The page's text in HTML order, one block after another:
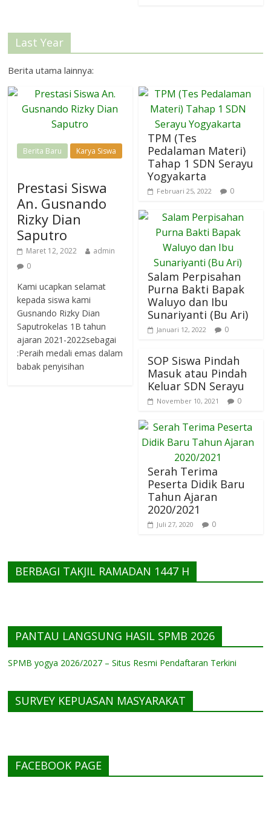
Last Year
Berita utama lainnya:
Berita Baru Karya Siswa
Prestasi Siswa
An. Gusnando
Rizky Dian
Saputro
Maret 12, 2022
admin
0
Kami ucapkan selamat
kepada siswa kami
Gusnando Rizky Dian
Saputrokelas 1B tahun
ajaran 2021-2022sebagai
:Peraih medali emas dalam
babak penyisihan
TPM (Tes
Pedalaman Materi)
Tahap 1 SDN Serayu
Yogyakarta
Februari 25, 2022 0
Salam Perpisahan
Purna Bakti Bapak
Waluyo dan Ibu
Sunariyanti (Bu Ari)
Januari 12, 2022 0
SOP Siswa Pindah
Masuk atau Pindah
Keluar SDN Serayu
November 10, 2021 0
Serah Terima
Peserta Didik Baru
Tahun Ajaran
2020/2021
Juli 27, 2020 0
BERBAGI TAKJIL RAMADAN 1447 H
PANTAU LANGSUNG HASIL SPMB 2026
SPMB yogya 2026/2027 – Situs Resmi Pendaftaran Terkini
SURVEY KEPUASAN MASYARAKAT
FACEBOOK PAGE